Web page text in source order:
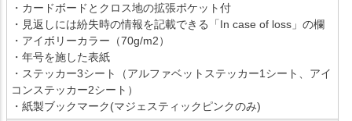
・カードボードとクロス地の拡張ポケット付
・見返しには紛失時の情報を記載できる「In case of loss」の欄
・アイボリーカラー（70g/m2）
・年号を施した表紙
・ステッカー3シート（アルファベットステッカー1シート、アイ
コンステッカー2シート）
・紙製ブックマーク(マジェスティックピンクのみ)